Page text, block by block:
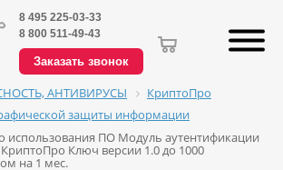
8 495 225-03-33
8 800 511-49-43
Заказать звонок
АНТИВИРУСЫ
КриптоПро
защиты информации
использования ПО Модуль аутентификации
Ключ версии 1.0 до 1000
на 1 мес.